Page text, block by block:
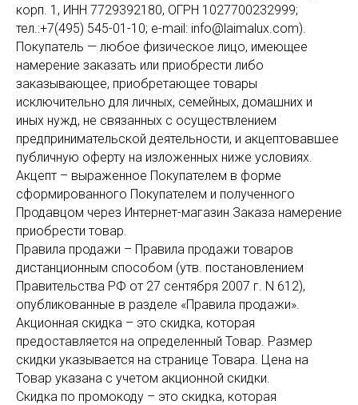
корп. 1, ИНН 7729392180, ОГРН 1027700232999;
тел.:+7(495) 545-01-10; e-mail: info@laimalux.com).
Покупатель — любое физическое лицо, имеющее
намерение заказать или приобрести либо
заказывающее, приобретающее товары
исключительно для личных, семейных, домашних и
иных нужд, не связанных с осуществлением
предпринимательской деятельности, и акцептовавшее
публичную оферту на изложенных ниже условиях.
Акцепт – выраженное Покупателем в форме
сформированного Покупателем и полученного
Продавцом через Интернет-магазин Заказа намерение
приобрести товар.
Правила продажи – Правила продажи товаров
дистанционным способом (утв. постановлением
Правительства РФ от 27 сентября 2007 г. N 612),
опубликованные в разделе «Правила продажи».
Акционная скидка – это скидка, которая
предоставляется на определенный Товар. Размер
скидки указывается на странице Товара. Цена на
Товар указана с учетом акционной скидки.
Скидка по промокоду – это скидка, которая